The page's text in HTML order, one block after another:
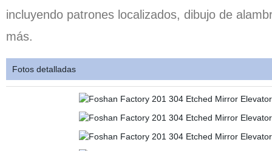
incluyendo patrones localizados, dibujo de
más.
Fotos detalladas